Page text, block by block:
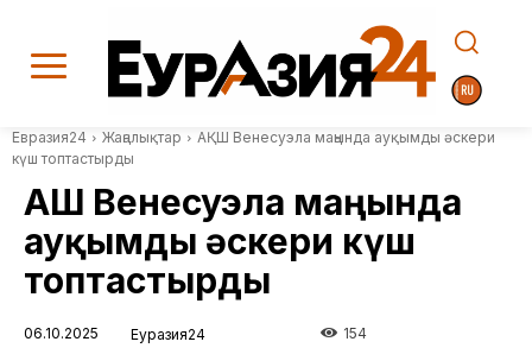
Евразия24 Жаңалықтар
АҚШ Венесуэла маңында ауқымды әскери
күш топтастырды
АҚШ Венесуэла маңында
ауқымды әскери күш
топтастырды
06.10.2025 Еуразия24 154